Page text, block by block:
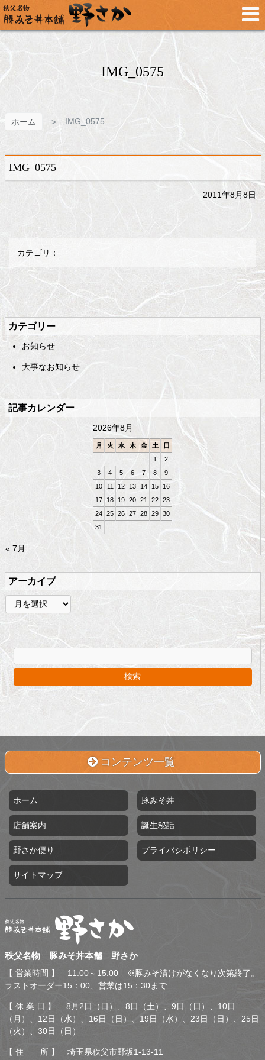
メ
イ
ン
コ
ン
プ
IMG_0575
ホーム IMG_0575
IMG_0575
2011年8月8日
カテゴリ：
メ
イ
ン
ツ
の
先
頭
へ
ペ
ー
ジ
戻
る
カテゴリー
お知らせ
大事なお知らせ
記事カレンダー
2026年8月
月 火 水 木 金 土
日
1
2
3
4 5 6 7 8
9
10
11 12 13 14 15
16
17
18 19 20 21 22 23
24 25 26 27 28 29 30
31
« 7月
アーカイブ
ア
ー
カ
イ
ブ
コンテンツ一覧
ホーム 豚みそ丼
店舗案内 誕生秘話
野さか便り プライバシポリシー
サイトマップ
秩父名物 豚みそ丼本舗 野
秩父名物 豚みそ丼本舗 野さか
【 営業時間 】 11:00～15:00 ※豚みそ漬けがなくなり次第終了。
ラストオーダー15：00、営業は15：30まで
【 休 業 日 】 8月2日（日）、8日（土）、9日（日）、10日
（月）、12日（水）、16日（日）、19日（水）、23日（日）、25日
（火）、30日（日）
【 住 所 】 埼玉県秩父市野坂1-13-11